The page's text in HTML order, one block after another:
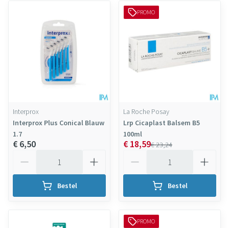
Interprox
Interprox Plus Conical Blauw
1.7
€ 6,50
Bestel
PROMO
La Roche Posay
Lrp Cicaplast Balsem B5
100ml
€ 23,24
€ 18,59
Bestel
PROMO